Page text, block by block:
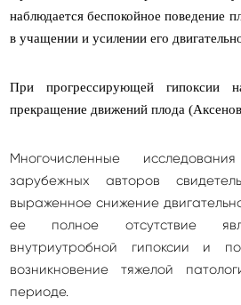
наблюдается беспокойное поведение
в учащении и усилении его
При прогрессирующей гипоксии
прекращение движений плода
Многочисленные
зарубежных авторов
выраженное снижение
ее полное отсутствие
внутриутробной гипоксии и
возникновение тяжелой
периоде.